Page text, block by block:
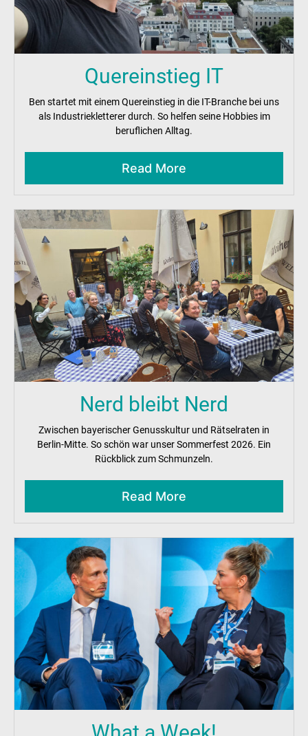
Quereinstieg IT
Ben startet mit einem Quereinstieg in die IT-Branche bei uns
als Industriekletterer durch. So helfen seine Hobbies im
beruflichen Alltag.
Read More
Nerd bleibt Nerd
Zwischen bayerischer Genusskultur und Rätselraten in
Berlin-Mitte. So schön war unser Sommerfest 2026. Ein
Rückblick zum Schmunzeln.
Read More